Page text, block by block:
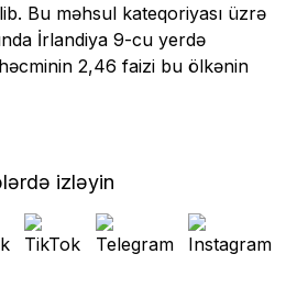
Bu məhsul kateqoriyası üzrə
İrlandiya 9-cu yerdə
2,46 faizi bu ölkənin
izləyin